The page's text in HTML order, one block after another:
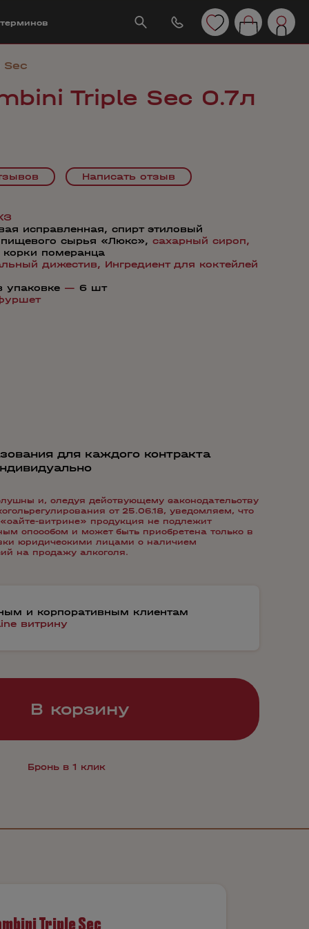
Sec
Triple Sec 0.7л
Написать отзыв
исправленная, спирт этиловый
сырья «Люкс», сахарный сироп,
корки померанца
дижестив, Ингредиент для коктейлей
упаковке — 6 шт
для каждого контракта
и, следуя действующему законодательству
от 25.06.18, уведомляем, что
витрине» продукция не подлежит
способом и может быть приобретена только в
юридическими лицами с наличием
на продажу алкоголя.
и корпоративным клиентам
витрину
В корзину
Бронь в 1 клик
Triple Sec